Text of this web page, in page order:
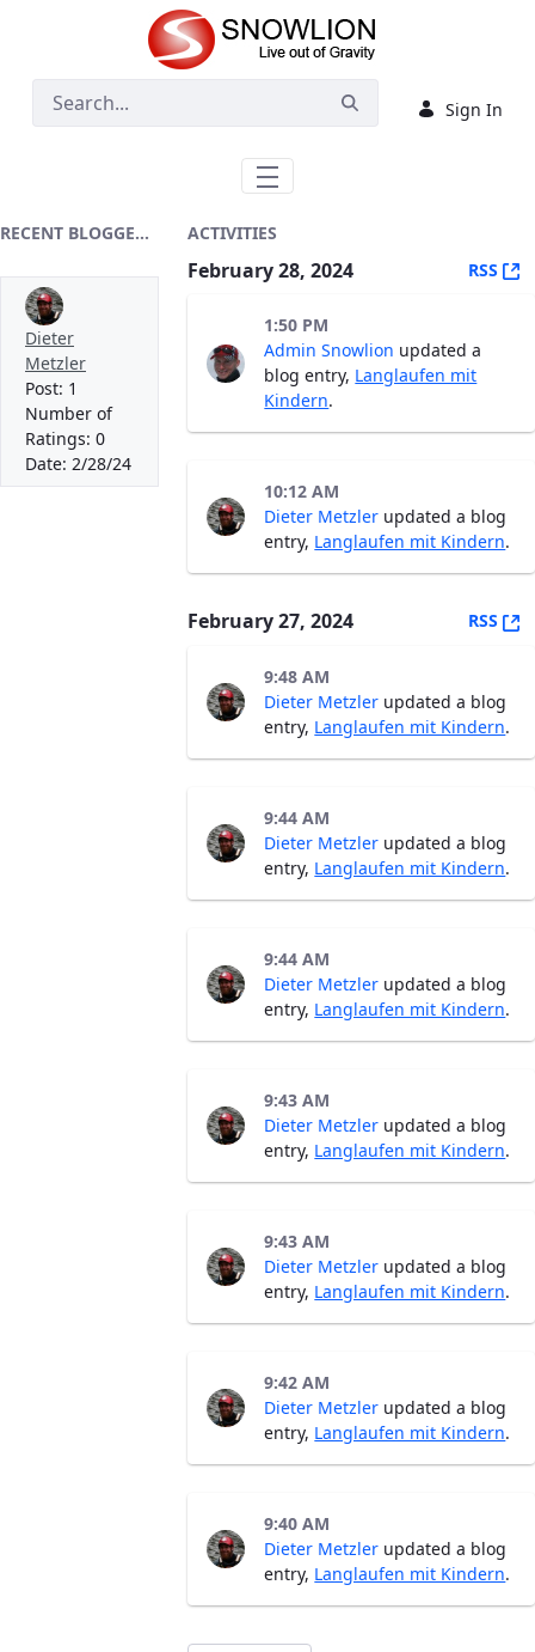
Skip to Main Content
Sign In
RECENT BLOGGERS
Dieter
Metzler
Post: 1
Number of
Ratings: 0
Date: 2/28/24
ACTIVITIES
February 28, 2024 RSS
1:50 PM
Admin Snowlion updated a
blog entry, Langlaufen mit
Kindern.
10:12 AM
Dieter Metzler updated a blog
entry, Langlaufen mit Kindern.
February 27, 2024 RSS
9:48 AM
Dieter Metzler updated a blog
entry, Langlaufen mit Kindern.
9:44 AM
Dieter Metzler updated a blog
entry, Langlaufen mit Kindern.
9:44 AM
Dieter Metzler updated a blog
entry, Langlaufen mit Kindern.
9:43 AM
Dieter Metzler updated a blog
entry, Langlaufen mit Kindern.
9:43 AM
Dieter Metzler updated a blog
entry, Langlaufen mit Kindern.
9:42 AM
Dieter Metzler updated a blog
entry, Langlaufen mit Kindern.
9:40 AM
Dieter Metzler updated a blog
entry, Langlaufen mit Kindern.